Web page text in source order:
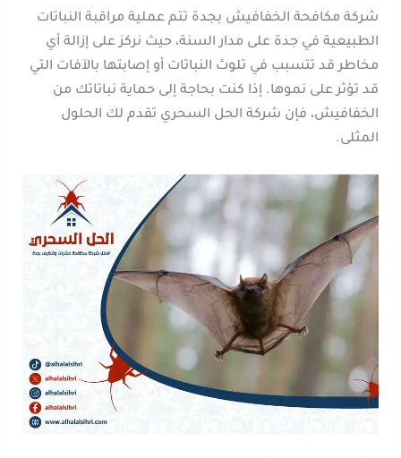
شركة مكافحة الخفافيش بجدة تتم عملية مراقبة النباتات
الطبيعية في جدة على مدار السنة، حيث نركز على إزالة أي
مخاطر قد تتسبب في تلوث النباتات أو إصابتها بالآفات التي
قد تؤثر على نموها. إذا كنت بحاجة إلى حماية نباتاتك من
الخفافيش، فإن شركة الحل السحري تقدم لك الحلول
المثلى.